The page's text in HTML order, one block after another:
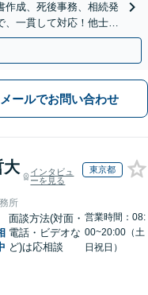
作成、死後事務、相続発
、一貫して対応！他士業
談対応】
メールでお問い合わせ
大
インタビュ
ーを見る
東京都
所
面談方法(対面・
電話・ビデオな
ど)は応相談
営業時間：08:
00~20:00（土
日祝日）